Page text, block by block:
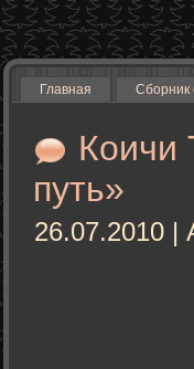
Главная Сборник
Коичи
путь»
26.07.2010 |